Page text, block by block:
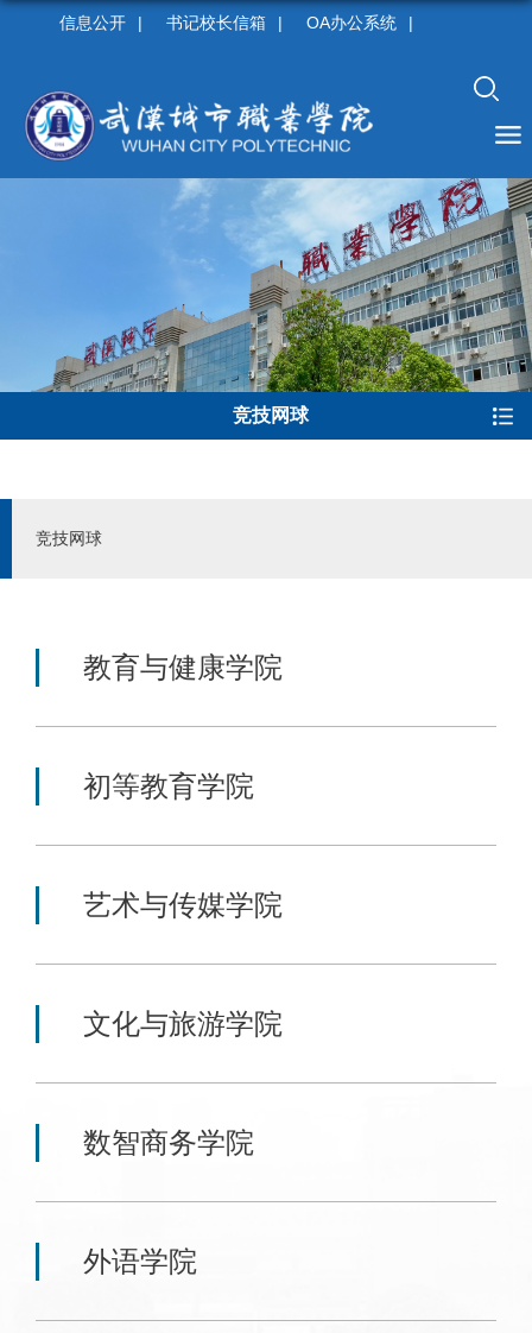
信息公开 | 书记校长信箱 | OA办公系统 |
竞技网球
竞技网球
教育与健康学院
初等教育学院
艺术与传媒学院
文化与旅游学院
数智商务学院
外语学院